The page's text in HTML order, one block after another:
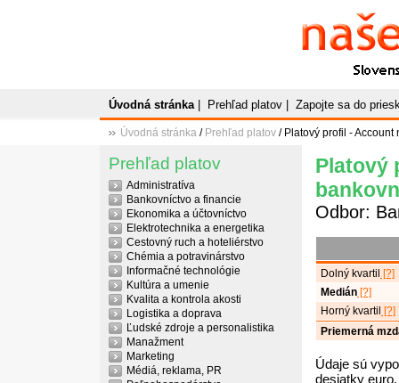
Naše
Slovenský
Úvodná stránka| Prehľad platov Zapojte sa do
Úvodná stránka / Prehľad platov / Platový profil -
Prehľad platov
Administratíva
Bankovníctvo a financie
Ekonomika a účtovníctvo
Elektrotechnika a energetika
Cestovný ruch a hoteliérstvo
Chémia a potravinárstvo
Informačné technológie
Kultúra a umenie
Kvalita a kontrola akosti
Logistika a doprava
Ľudské zdroje a personalistika
Manažment
Marketing
Médiá, reklama, PR
Platový
Odbor:
Dolný kvartil
[?]
Medián[?]
Horný kvartil
[?]
Priemerná
Údaje sú
desiatky euro.